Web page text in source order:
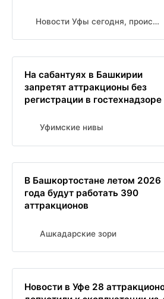
Новости Уфы сегодня, происшествия, ЧП и ДТП
На сабантуях в Башкирии
запретят аттракционы без
регистрации в гостехнадзоре
Уфимские нивы
В Башкортостане летом 2026
года будут работать 390
аттракционов
Ашкадарские зори
Новости в Уфе 28